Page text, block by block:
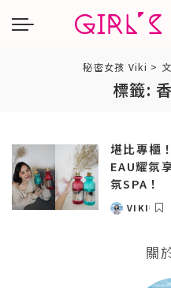
秘密女孩 Viki >
標籤:
堪比專櫃
EAU耀氛
氛SPA！
POSTED
VIKI
關